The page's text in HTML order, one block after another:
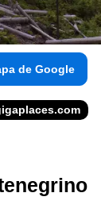
de Google